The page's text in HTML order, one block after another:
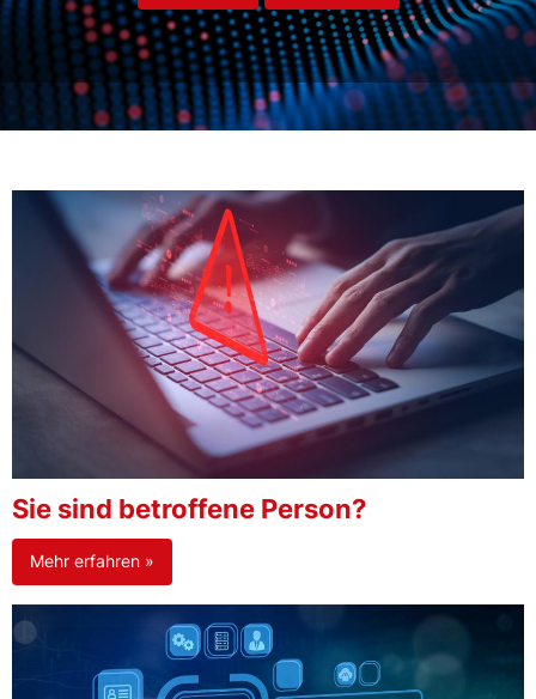
Sie sind betroffene Person?
Mehr erfahren »